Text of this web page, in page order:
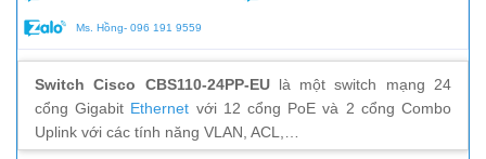
Ms. Hồng- 096 191 9559
Switch Cisco CBS110-24PP-EUlà một switch mạng 24
cổng Gigabit Ethernet với 12 cổng PoE và 2 cổng Combo
Uplink với các tính năng VLAN, ACL,…